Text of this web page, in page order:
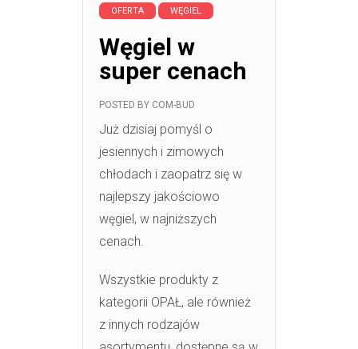
OFERTA WĘGIEL
Węgiel w
super cenach
POSTED BY COM-BUD
Już dzisiaj pomyśl o
jesiennych i zimowych
chłodach i zaopatrz się w
najlepszy jakościowo
węgiel, w najniższych
cenach.
Wszystkie produkty z
kategorii OPAŁ, ale również
z innych rodzajów